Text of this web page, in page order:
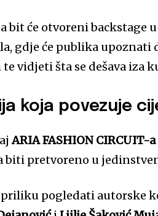
bit će otvoreni backstage
gdje će publika
vidjeti šta se dešava iza
koja povezuje
ARIA FASHION CIRCUIT-a
biti pretvoreno u
pogledati autorske